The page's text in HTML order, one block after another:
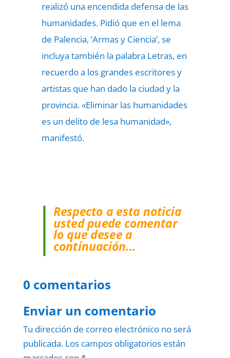
realizó una encendida defensa de las
humanidades. Pidió que en el lema
de Palencia, ‘Armas y Ciencia’, se
incluya también la palabra Letras, en
recuerdo a los grandes escritores y
artistas que han dado la ciudad y la
provincia. «Eliminar las humanidades
es un delito de lesa humanidad»,
manifestó.
Respecto a esta noticia
usted puede comentar
lo que desee a
continuación…
0 comentarios
Enviar un comentario
Tu dirección de correo electrónico no será
publicada. Los campos obligatorios están